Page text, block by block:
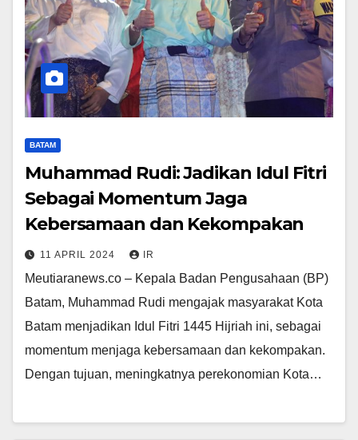
BATAM
Muhammad Rudi: Jadikan Idul Fitri
Sebagai Momentum Jaga
Kebersamaan dan Kekompakan
11 APRIL 2024 IR
Meutiaranews.co – Kepala Badan Pengusahaan (BP)
Batam, Muhammad Rudi mengajak masyarakat Kota
Batam menjadikan Idul Fitri 1445 Hijriah ini, sebagai
momentum menjaga kebersamaan dan kekompakan.
Dengan tujuan, meningkatnya perekonomian Kota…